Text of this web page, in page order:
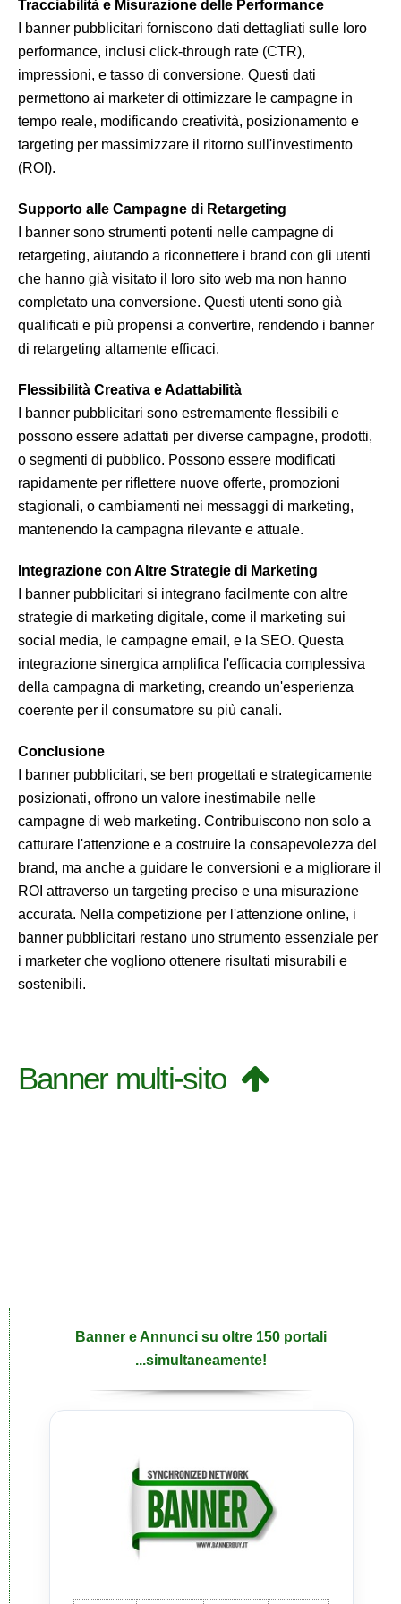
Tracciabilità e Misurazione delle Performance
I banner pubblicitari forniscono dati dettagliati sulle loro
performance, inclusi click-through rate (CTR),
impressioni, e tasso di conversione. Questi dati
permettono ai marketer di ottimizzare le campagne in
tempo reale, modificando creatività, posizionamento e
targeting per massimizzare il ritorno sull'investimento
(ROI).
Supporto alle Campagne di Retargeting
I banner sono strumenti potenti nelle campagne di
retargeting, aiutando a riconnettere i brand con gli utenti
che hanno già visitato il loro sito web ma non hanno
completato una conversione. Questi utenti sono già
qualificati e più propensi a convertire, rendendo i banner
di retargeting altamente efficaci.
Flessibilità Creativa e Adattabilità
I banner pubblicitari sono estremamente flessibili e
possono essere adattati per diverse campagne, prodotti,
o segmenti di pubblico. Possono essere modificati
rapidamente per riflettere nuove offerte, promozioni
stagionali, o cambiamenti nei messaggi di marketing,
mantenendo la campagna rilevante e attuale.
Integrazione con Altre Strategie di Marketing
I banner pubblicitari si integrano facilmente con altre
strategie di marketing digitale, come il marketing sui
social media, le campagne email, e la SEO. Questa
integrazione sinergica amplifica l'efficacia complessiva
della campagna di marketing, creando un'esperienza
coerente per il consumatore su più canali.
Conclusione
I banner pubblicitari, se ben progettati e strategicamente
posizionati, offrono un valore inestimabile nelle
campagne di web marketing. Contribuiscono non solo a
catturare l'attenzione e a costruire la consapevolezza del
brand, ma anche a guidare le conversioni e a migliorare il
ROI attraverso un targeting preciso e una misurazione
accurata. Nella competizione per l'attenzione online, i
banner pubblicitari restano uno strumento essenziale per
i marketer che vogliono ottenere risultati misurabili e
sostenibili.
Banner multi-sito
Banner e Annunci su oltre 150 portali
...simultaneamente!